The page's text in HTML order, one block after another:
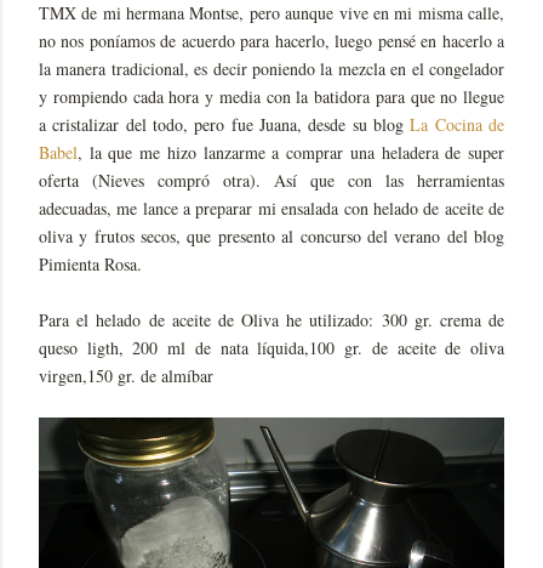
TMX de mi hermana Montse, pero aunque vive en mi misma calle,
no nos poníamos de acuerdo para hacerlo, luego pensé en hacerlo a
la manera tradicional, es decir poniendo la mezcla en el congelador
y rompiendo cada hora y media con la batidora para que no llegue
a cristalizar del todo, pero fue Juana, desde su blog La Cocina de
Babel, la que me hizo lanzarme a comprar una heladera de super
oferta (Nieves compró otra). Así que con las herramientas
adecuadas, me lance a preparar mi ensalada con helado de aceite de
oliva y frutos secos, que presento al concurso del verano del blog
Pimienta Rosa.
Para el helado de aceite de Oliva he utilizado: 300 gr. crema de
queso ligth, 200 ml de nata líquida,100 gr. de aceite de oliva
virgen,150 gr. de almíbar